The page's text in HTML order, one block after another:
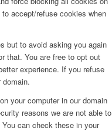
accept/refuse cookies when
but to avoid asking you again
that. You are free to opt out
experience. If you refuse
your computer in our domain
reasons we are not able to
can check these in your